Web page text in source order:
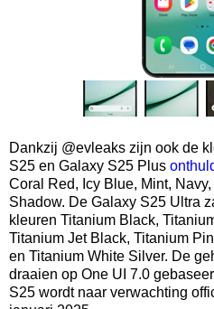
Dankzij @evleaks zijn ook de
S25 en Galaxy S25 Plus
Coral Red, Icy Blue, Mint,
Shadow. De Galaxy S25 Ultra
kleuren Titanium Black,
Titanium Jet Black, Titanium
en Titanium White Silver. De
draaien op One UI 7.0
S25 wordt naar verwachting